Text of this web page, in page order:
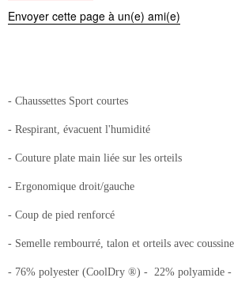
Envoyer cette page à un(e) ami(e)
- Chaussettes Sport courtes
- Respirant, évacuent l'humidité
- Couture plate main liée sur les orteils
- Ergonomique droit/gauche
- Coup de pied renforcé
- Semelle rembourré, talon et orteils avec
- 76% polyester (CoolDry ®) - 22% polyamide -